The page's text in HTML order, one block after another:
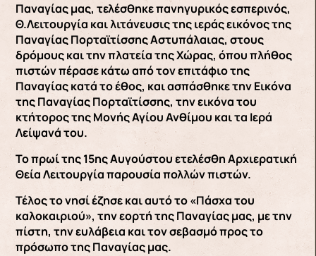
Παναγίας μας, τελέσθηκε πανηγυρικός εσπερινός,
Θ.Λειτουργία και λιτάνευσις της ιεράς εικόνος της
Παναγίας Πορταϊτίσσης Αστυπάλαιας, στους
δρόμους και την πλατεία της Χώρας, όπου πλήθος
πιστών πέρασε κάτω από τον επιτάφιο της
Παναγίας κατά το έθος, και ασπάσθηκε την Εικόνα
της Παναγίας Πορταϊτίσσης, την εικόνα του
κτήτορος της Μονής Αγίου Ανθίμου και τα Ιερά
Λείψανά του.
Το πρωί της 15ης Αυγούστου ετελέσθη Αρχιερατική
Θεία Λειτουργία παρουσία πολλών πιστών.
Τέλος το νησί έζησε και αυτό το «Πάσχα του
καλοκαιριού», την εορτή της Παναγίας μας, με την
πίστη, την ευλάβεια και τον σεβασμό προς το
πρόσωπο της Παναγίας μας.